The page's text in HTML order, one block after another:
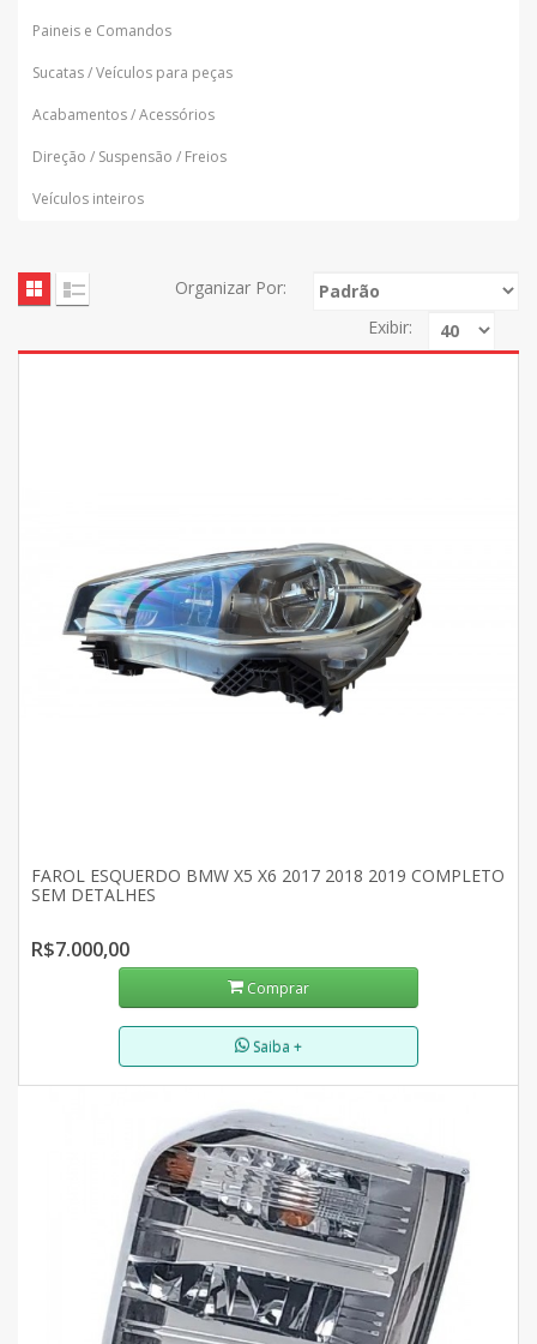
Paineis e Comandos
Sucatas / Veículos para peças
Acabamentos / Acessórios
Direção / Suspensão / Freios
Veículos inteiros
Organizar Por:
Exibir:
FAROL ESQUERDO BMW X5 X6 2017 2018 2019 COMPLETO
SEM DETALHES
R$7.000,00
Comprar
Saiba +